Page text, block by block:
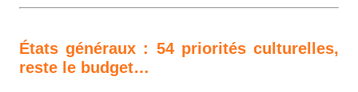
États généraux : 54 priorités culturelles,
reste le budget…